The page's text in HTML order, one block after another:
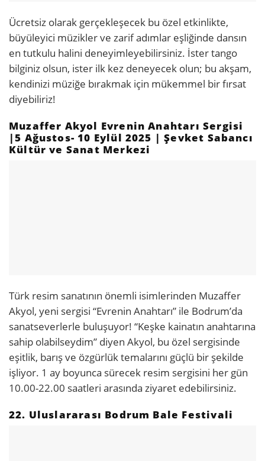
Ücretsiz olarak gerçekleşecek bu özel etkinlikte,
büyüleyici müzikler ve zarif adımlar eşliğinde dansın
en tutkulu halini deneyimleyebilirsiniz. İster tango
bilginiz olsun, ister ilk kez deneyecek olun; bu akşam,
kendinizi müziğe bırakmak için mükemmel bir fırsat
diyebiliriz!
Muzaffer Akyol Evrenin Anahtarı Sergisi
|5 Ağustos- 10 Eylül 2025 | Şevket Sabancı
Kültür ve Sanat Merkezi
Türk resim sanatının önemli isimlerinden Muzaffer
Akyol, yeni sergisi “Evrenin Anahtarı” ile Bodrum’da
sanatseverlerle buluşuyor! “Keşke kainatın anahtarına
sahip olabilseydim” diyen Akyol, bu özel sergisinde
eşitlik, barış ve özgürlük temalarını güçlü bir şekilde
işliyor. 1 ay boyunca sürecek resim sergisini her gün
10.00-22.00 saatleri arasında ziyaret edebilirsiniz.
22. Uluslararası Bodrum Bale Festivali